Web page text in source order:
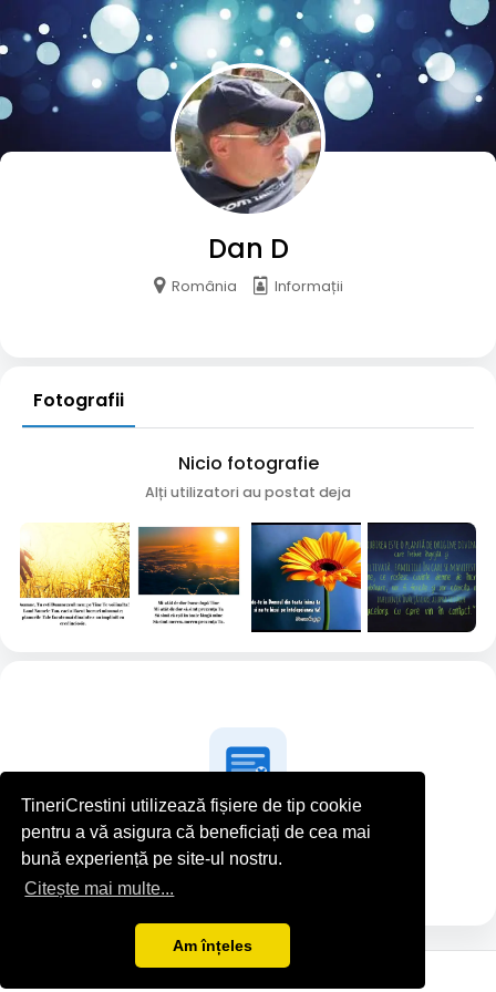
TineriCrestini utilizează fișiere de tip cookie
pentru a vă asigura că beneficiați de cea mai
bună experiență pe site-ul nostru.
Citește mai multe...
Am înțeles
Dan D
România Informații
Fotografii
Nicio fotografie
Alți utilizatori au postat deja
Dan D nu a postat nimic deocamdată